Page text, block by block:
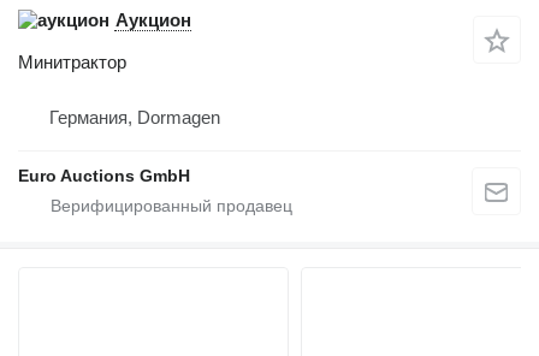
Аукцион
Минитрактор
Германия, Dormagen
Euro Auctions GmbH